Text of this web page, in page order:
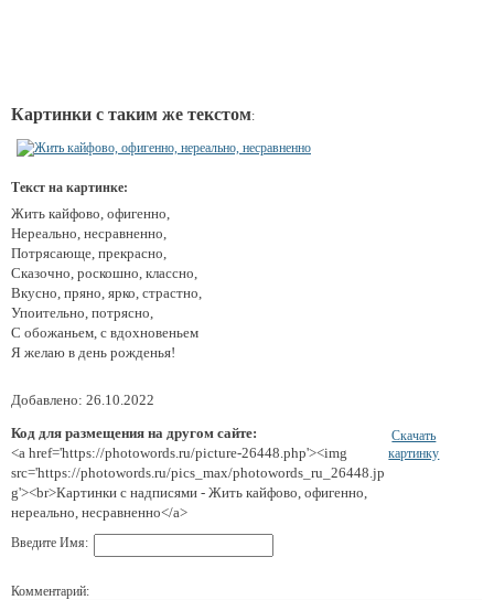
Картинки с таким же текстом:
Текст на картинке:
Жить кайфово, офигенно,
Нереально, несравненно,
Потрясающе, прекрасно,
Сказочно, роскошно, классно,
Вкусно, пряно, ярко, страстно,
Упоительно, потрясно,
С обожаньем, с вдохновеньем
Я желаю в день рожденья!
Добавлено: 26.10.2022
Код для размещения на другом сайте:
<a href='https://photowords.ru/picture-26448.php'><img
src='https://photowords.ru/pics_max/photowords_ru_26448.jp
g'><br>Картинки с надписями - Жить кайфово, офигенно,
нереально, несравненно</a>
Скачать
картинку
Введите Имя:
Комментарий: